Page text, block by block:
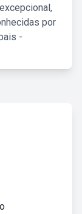
por
-